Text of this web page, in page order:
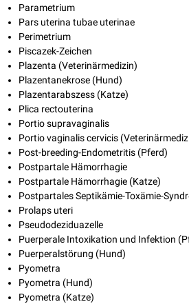
Parametrium
Pars uterina tubae uterinae
Perimetrium
Piscazek-Zeichen
Plazenta (Veterinärmedizin)
Plazentanekrose (Hund)
Plazentarabszess (Katze)
Plica rectouterina
Portio supravaginalis
Portio vaginalis cervicis
Post-breeding-Endometritis (Pferd)
Postpartale Hämorrhagie
Postpartale Hämorrhagie (Katze)
Postpartales Septikämie-Toxämie-
Prolaps uteri
Pseudodeziduazelle
Puerperale Intoxikation und Infektion
Puerperalstörung (Hund)
Pyometra
Pyometra (Hund)
Pyometra (Katze)